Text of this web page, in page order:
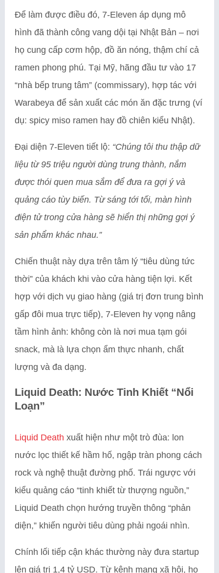
Để làm được điều đó, 7-Eleven áp dụng mô
hình đã thành công vang dội tại Nhật Bản – nơi
họ cung cấp cơm hộp, đồ ăn nóng, thậm chí cả
ramen phong phú. Tại Mỹ, hãng đầu tư vào 17
“nhà bếp trung tâm” (commissary), hợp tác với
Warabeya để sản xuất các món ăn đặc trưng (ví
dụ: spicy miso ramen hay đồ chiên kiểu Nhật).
Đại diện 7-Eleven tiết lộ: “Chúng tôi thu thập dữ
liệu từ 95 triệu người dùng trung thành, nắm
được thói quen mua sắm để đưa ra gợi ý và
quảng cáo tùy biến. Từ sáng tới tối, màn hình
điện tử trong cửa hàng sẽ hiển thị những gợi ý
sản phẩm khác nhau.”
Chiến thuật này dựa trên tâm lý “tiêu dùng tức
thời” của khách khi vào cửa hàng tiện lợi. Kết
hợp với dịch vụ giao hàng (giá trị đơn trung bình
gấp đôi mua trực tiếp), 7-Eleven hy vọng nâng
tầm hình ảnh: không còn là nơi mua tạm gói
snack, mà là lựa chọn ẩm thực nhanh, chất
lượng và đa dạng.
Liquid Death: Nước Tinh Khiết “Nổi
Loạn”
Liquid Death xuất hiện như một trò đùa: lon
nước lọc thiết kế hầm hố, ngập tràn phong cách
rock và nghệ thuật đường phố. Trái ngược với
kiểu quảng cáo “tinh khiết từ thượng nguồn,”
Liquid Death chọn hướng truyền thông “phản
diện,” khiến người tiêu dùng phải ngoái nhìn.
Chính lối tiếp cận khác thường này đưa startup
lên giá trị 1,4 tỷ USD. Từ kênh mạng xã hội, họ